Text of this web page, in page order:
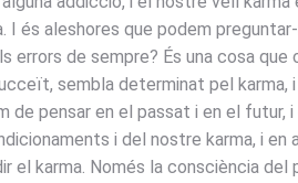
és aleshores que podem
de sempre? És una cosa
sembla determinat pel
pensar en el passat i en el
i del nostre karma, i en
el karma. Només la consciència